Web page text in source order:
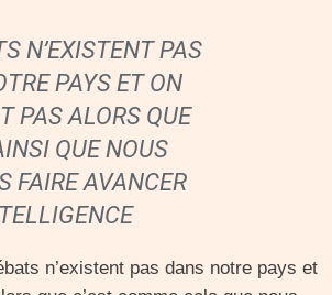
N’EXISTENT PAS
PAYS ET ON
PAS ALORS QUE
QUE NOUS
FAIRE AVANCER
n’existent pas dans notre pays et